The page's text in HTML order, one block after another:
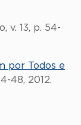
v. 13, p. 54-
por Todos e
48, 2012.